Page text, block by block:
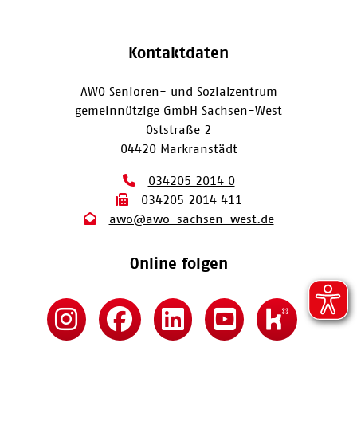
Kontaktdaten
AWO Senioren- und Sozialzentrum
gemeinnützige GmbH Sachsen-West
Oststraße 2
04420 Markranstädt
034205 2014 0
034205 2014 411
awo@awo-sachsen-west.de
Online folgen